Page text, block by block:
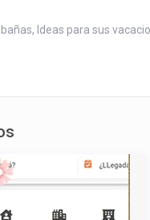
, Ideas para sus